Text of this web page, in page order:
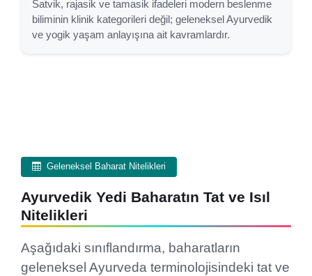
Satvik, rajasik ve tamasik ifadeleri modern beslenme
biliminin klinik kategorileri değil; geleneksel Ayurvedik
ve yogik yaşam anlayışına ait kavramlardır.
Geleneksel Baharat Nitelikleri
Ayurvedik Yedi Baharatın Tat ve Isıl
Nitelikleri
Aşağıdaki sınıflandırma, baharatların
geleneksel Ayurveda terminolojisindeki tat ve